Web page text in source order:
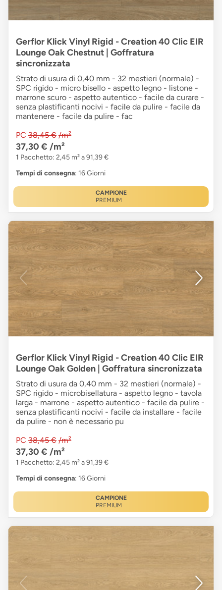
Gerflor Klick Vinyl Rigid - Creation 40 Clic EIR
Lounge Oak Chestnut | Goffratura
sincronizzata
Strato di usura di 0,40 mm - 32 mestieri (normale) -
SPC rigido - micro bisello - aspetto legno - listone -
marrone scuro - aspetto autentico - facile da curare -
senza plastificanti nocivi - facile da pulire - facile da
mantenere - facile da pulire - fac
PC 38,45 € /m²
37,30 € /m²
1 Pacchetto: 2,45 m² a 91,39 €
Tempi di consegna: 16 Giorni
CAMPIONE
PREMIUM
Gerflor Klick Vinyl Rigid - Creation 40 Clic EIR
Lounge Oak Golden | Goffratura sincronizzata
Strato di usura da 0,40 mm - 32 mestieri (normale) -
SPC rigido - microbisellatura - aspetto legno - tavola
larga - marrone - aspetto autentico - facile da pulire -
senza plastificanti nocivi - facile da installare - facile
da pulire - non è necessario pu
PC 38,45 € /m²
37,30 € /m²
1 Pacchetto: 2,45 m² a 91,39 €
Tempi di consegna: 16 Giorni
CAMPIONE
PREMIUM